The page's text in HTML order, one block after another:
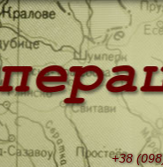
+38